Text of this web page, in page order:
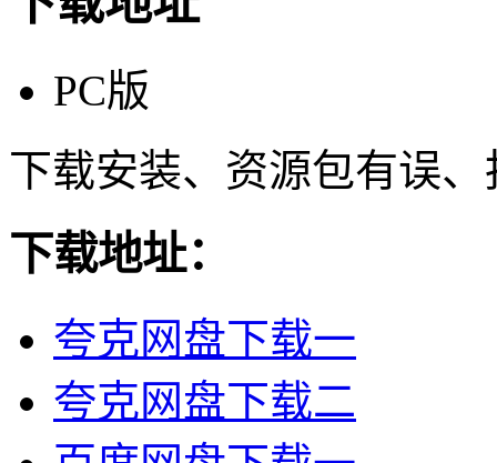
PC版
下载安装、资源包有误
下载地址：
夸克网盘下载一
夸克网盘下载二